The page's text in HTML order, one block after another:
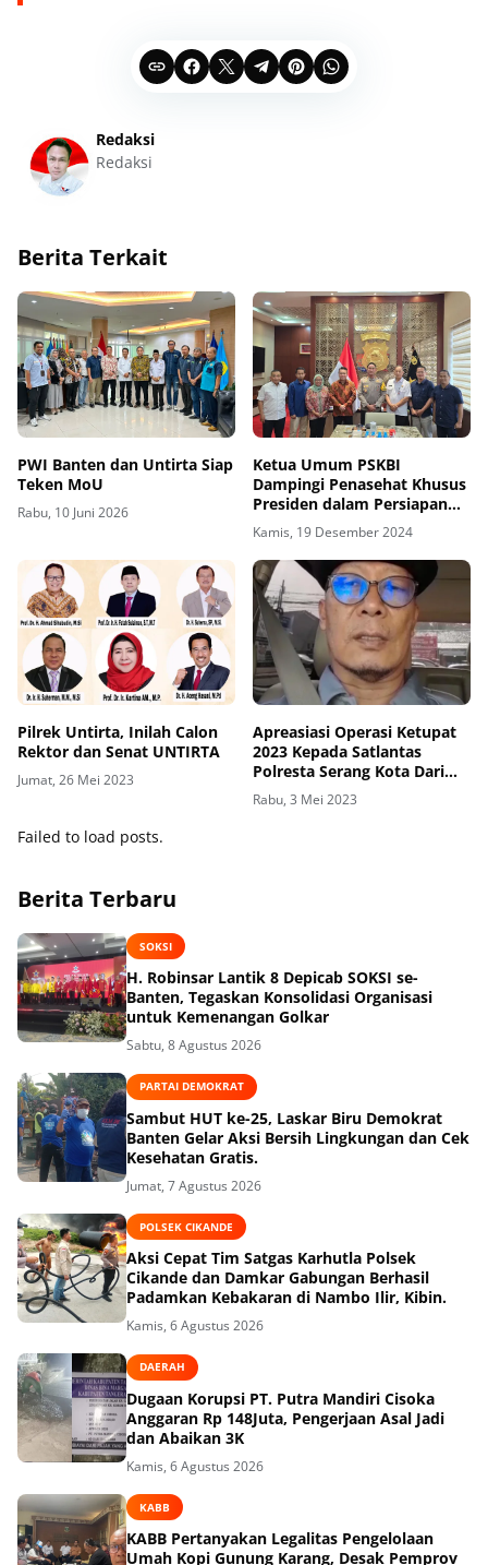
Redaksi
Redaksi
Berita Terkait
PWI Banten dan Untirta Siap
Teken MoU
Rabu, 10 Juni 2026
Ketua Umum PSKBI
Dampingi Penasehat Khusus
Presiden dalam Persiapan
Kunjungan Kerja Presiden
Prabowo Subianto ke
Untirta
Kamis, 19 Desember 2024
Pilrek Untirta, Inilah Calon
Rektor dan Senat UNTIRTA
Jumat, 26 Mei 2023
Apreasiasi Operasi Ketupat
2023 Kepada Satlantas
Polresta Serang Kota Dari
Direktur Pasca Sarjana
Untirta
Rabu, 3 Mei 2023
Failed to load posts.
Berita Terbaru
SOKSI
H. Robinsar Lantik 8 Depicab SOKSI se-
Banten, Tegaskan Konsolidasi Organisasi
untuk Kemenangan Golkar
Sabtu, 8 Agustus 2026
PARTAI DEMOKRAT
Sambut HUT ke-25, Laskar Biru Demokrat
Banten Gelar Aksi Bersih Lingkungan dan Cek
Kesehatan Gratis.
Jumat, 7 Agustus 2026
POLSEK CIKANDE
Aksi Cepat Tim Satgas Karhutla Polsek
Cikande dan Damkar Gabungan Berhasil
Padamkan Kebakaran di Nambo Ilir, Kibin.
Kamis, 6 Agustus 2026
DAERAH
Dugaan Korupsi PT. Putra Mandiri Cisoka
Anggaran Rp 148Juta, Pengerjaan Asal Jadi
dan Abaikan 3K
Kamis, 6 Agustus 2026
KABB
KABB Pertanyakan Legalitas Pengelolaan
Umah Kopi Gunung Karang, Desak Pemprov